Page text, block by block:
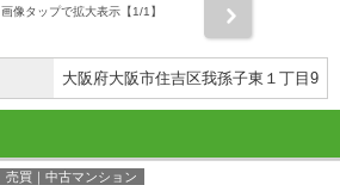
画像タップで拡大表示【1/1】
大阪府大阪市住吉区我孫子東１丁目9
売買｜中古マンション